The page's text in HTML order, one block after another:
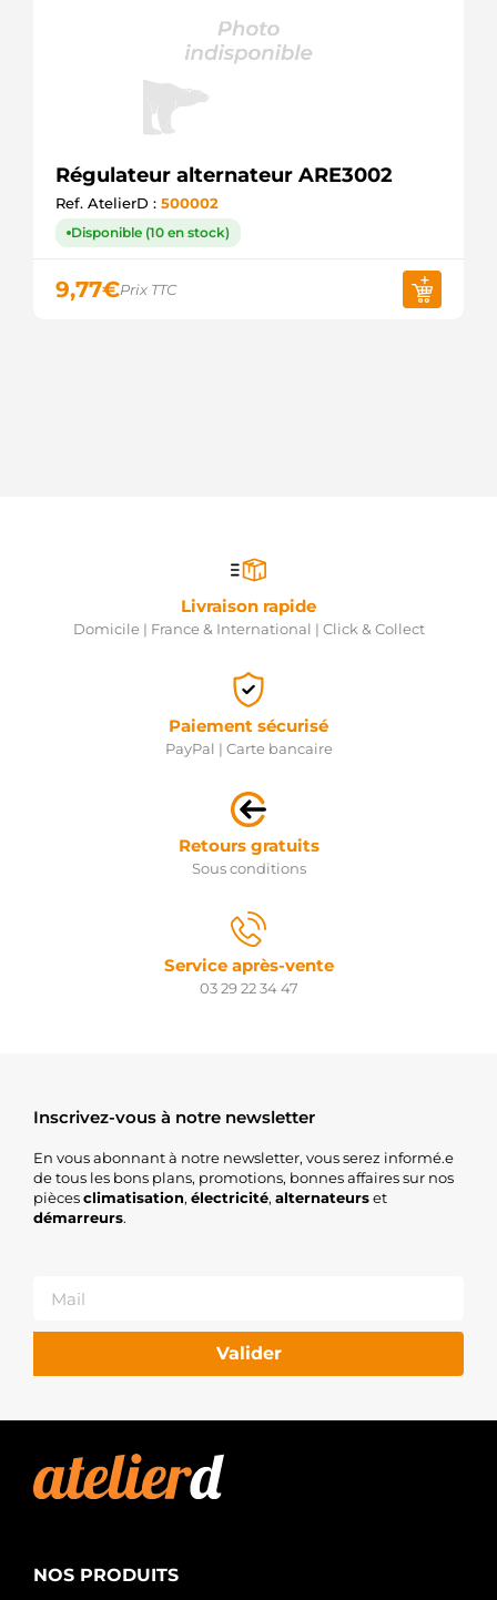
Régulateur alternateur ARE3002
Ref. AtelierD : 500002
Disponible (10 en stock)
9,77€Prix TTC
Livraison rapide
Domicile | France & International | Click & Collect
Paiement sécurisé
PayPal | Carte bancaire
Retours gratuits
Sous conditions
Service après-vente
03 29 22 34 47
Inscrivez-vous à notre newsletter
En vous abonnant à notre newsletter, vous serez informé.e
de tous les bons plans, promotions, bonnes affaires sur nos
piècesclimatisation, électricité, alternateurset
démarreurs.
Valider
NOS PRODUITS